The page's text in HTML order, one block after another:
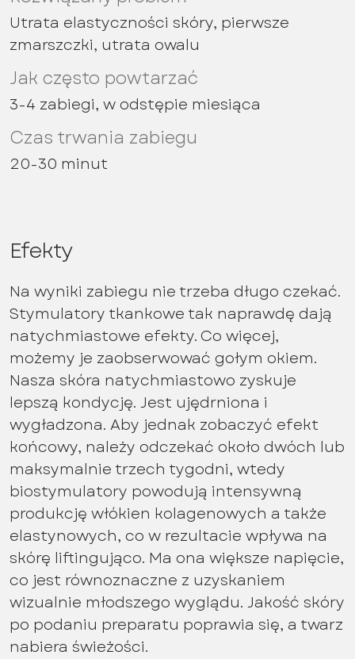
Utrata elastyczności skóry, pierwsze
zmarszczki, utrata owalu
Jak często powtarzać
3-4 zabiegi, w odstępie miesiąca
Czas trwania zabiegu
20-30 minut
Efekty
Na wyniki zabiegu nie trzeba długo czekać.
Stymulatory tkankowe tak naprawdę dają
natychmiastowe efekty. Co więcej,
możemy je zaobserwować gołym okiem.
Nasza skóra natychmiastowo zyskuje
lepszą kondycję. Jest ujędrniona i
wygładzona. Aby jednak zobaczyć efekt
końcowy, należy odczekać około dwóch lub
maksymalnie trzech tygodni, wtedy
biostymulatory powodują intensywną
produkcję włókien kolagenowych a także
elastynowych, co w rezultacie wpływa na
skórę liftingująco. Ma ona większe napięcie,
co jest równoznaczne z uzyskaniem
wizualnie młodszego wyglądu. Jakość skóry
po podaniu preparatu poprawia się, a twarz
nabiera świeżości.